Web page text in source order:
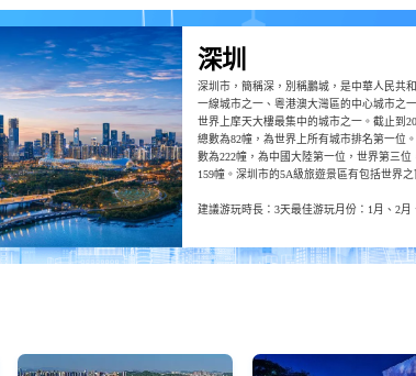
深圳
深圳市，簡稱深，別稱鵬城，是中華人民共
一線城市之一、粵港澳大灣區的中心城市之
世界上摩天大樓最集中的城市之一。截止到
總數為82幢，為世界上所有城市排名第一位
數為222幢，為中國大陸第一位，世界第三
159幢。深圳市的5A級旅遊景區有包括世界
市仙湖植物園、深圳市野生動物園等。2011
部華僑城、大梅沙、小梅沙、海洋世界以及
區。弘法寺和鳳凰山是深圳著名的佛教文化
建議游玩時長：3天最佳游玩月份：1月、2月